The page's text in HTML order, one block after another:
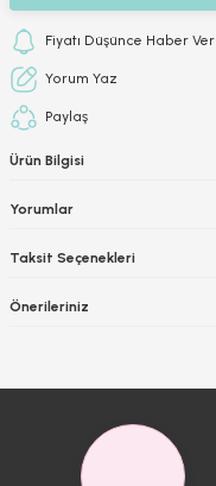
Fiyatı Düşünce Haber Ver
Yorum Yaz
Paylaş
Ürün Bilgisi
Yorumlar
Taksit Seçenekleri
Önerileriniz